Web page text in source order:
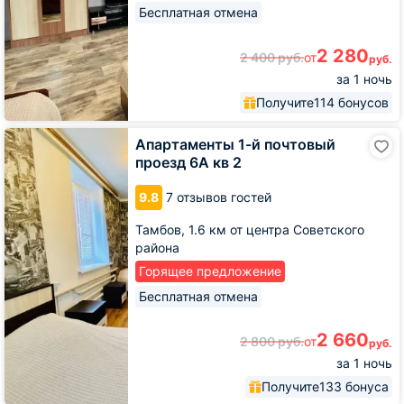
Бесплатная отмена
2 400руб.от2 280руб.
за 1 ночь
Получите114 бонусов
Апартаменты 1-й почтовый
проезд 6А кв 2
9.8 7 отзывов гостей
Тамбов, 1.6 км от центра Советского
района
Горящее предложение
Бесплатная отмена
2 800руб.от2 660руб.
за 1 ночь
Получите133 бонуса
Апартаменты
1-
й
почтовый
проезд
6А
кв
2